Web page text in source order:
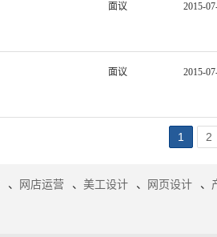
面议 2015-
面议 2015-
1 2
、 网店运营 、 美工设计 、 网页设计 、